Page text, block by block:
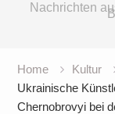
Nachrichten
Home
Kultur
Ukrainische
Chernobrovyi bei